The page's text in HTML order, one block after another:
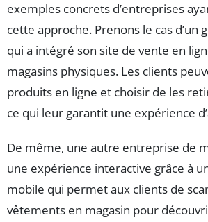
exemples concrets d’entreprises
cette approche. Prenons le cas d’un
qui a intégré son site de vente en
magasins physiques. Les clients
produits en ligne et choisir de les
ce qui leur garantit une expérience
De même, une autre entreprise de
une expérience interactive grâce à
mobile qui permet aux clients de
vêtements en magasin pour